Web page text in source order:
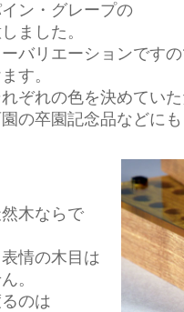
ン・グレープの
ました。
バリエーションです
す。
ぞれの色を決めてい
の卒園記念品などに
木ならで
情の木目は
。
のは